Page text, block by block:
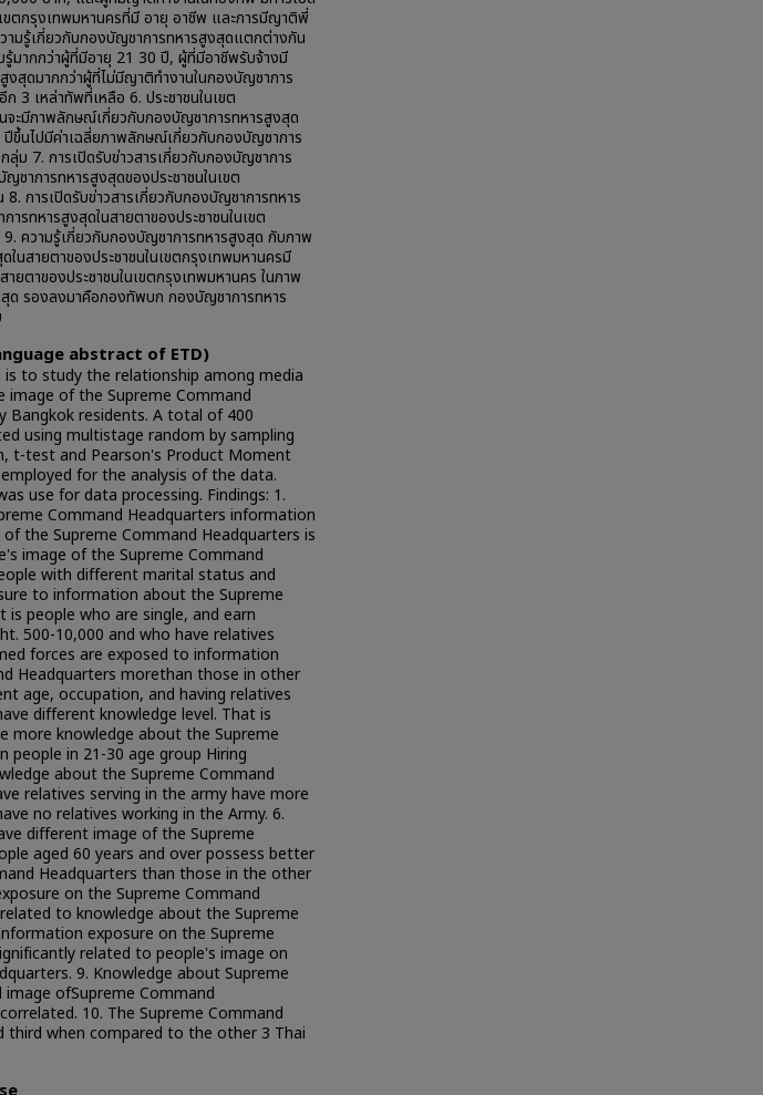
ขตกรุงเทพมหานครที่มี อายุ อาชีพ และการมีญาติพี่
มรู้เกี่ยวกับกองบัญชาการทหารสูงสุดแตกต่างกัน
มากกว่าผู้ที่มีอายุ 21 30 ปี, ผู้ที่มีอาชีพรับจ้างมี
งสุดมากกว่าผู้ที่ไม่มีญาติทำงานในกองบัญชาการ
3 เหล่าทัพที่เหลือ 6. ประชาชนในเขต
ะมีภาพลักษณ์เกี่ยวกับกองบัญชาการทหารสูงสุด
ขึ้นไปมีค่าเฉลี่ยภาพลักษณ์เกี่ยวกับกองบัญชาการ
ม 7. การเปิดรับข่าวสารเกี่ยวกับกองบัญชาการ
ชาการทหารสูงสุดของประชาชนในเขต
การเปิดรับข่าวสารเกี่ยวกับกองบัญชาการทหาร
ทหารสูงสุดในสายตาของประชาชนในเขต
ความรู้เกี่ยวกับกองบัญชาการทหารสูงสุด กับภาพ
นสายตาของประชาชนในเขตกรุงเทพมหานครมี
ตาของประชาชนในเขตกรุงเทพมหานคร ในภาพ
รองลงมาคือกองทัพบก กองบัญชาการทหาร
abstract of ETD)
to study the relationship among media
image of the Supreme Command
Bangkok residents. A total of 400
using multistage random by sampling
t-test and Pearson's Product Moment
for the analysis of the data.
use for data processing. Findings: 1.
Command Headquarters information
the Supreme Command Headquarters is
image of the Supreme Command
with different marital status and
to information about the Supreme
people who are single, and earn
500-10,000 and who have relatives
forces are exposed to information
Headquarters morethan those in other
age, occupation, and having relatives
different knowledge level. That is
more knowledge about the Supreme
people in 21-30 age group Hiring
about the Supreme Command
relatives serving in the army have more
no relatives working in the Army. 6.
different image of the Supreme
aged 60 years and over possess better
Headquarters than those in the other
on the Supreme Command
to knowledge about the Supreme
exposure on the Supreme
related to people's image on
9. Knowledge about Supreme
ofSupreme Command
10. The Supreme Command
third when compared to the other 3 Thai